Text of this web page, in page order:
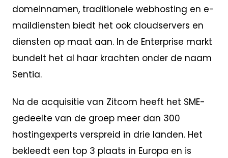
domeinnamen, traditionele webhosting en e-
maildiensten biedt het ook cloudservers en
diensten op maat aan. In de Enterprise markt
bundelt het al haar krachten onder de naam
Sentia.
Na de acquisitie van Zitcom heeft het SME-
gedeelte van de groep meer dan 300
hostingexperts verspreid in drie landen. Het
bekleedt een top 3 plaats in Europa en is